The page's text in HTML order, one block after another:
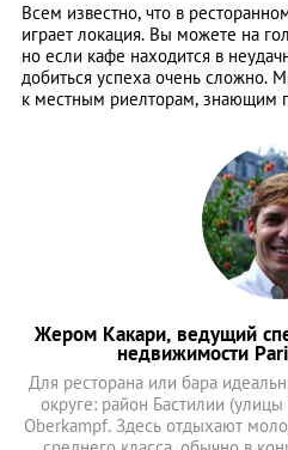
Всем известно, что в
играет локация. Вы можете на
но если кафе находится в
добиться успеха очень сложно.
к местным риелторам, знающим
Жером Какари, ведущий
недвижимости
Для ресторана или бара
округе: район Бастилии
Oberkampf. Здесь отдыхают